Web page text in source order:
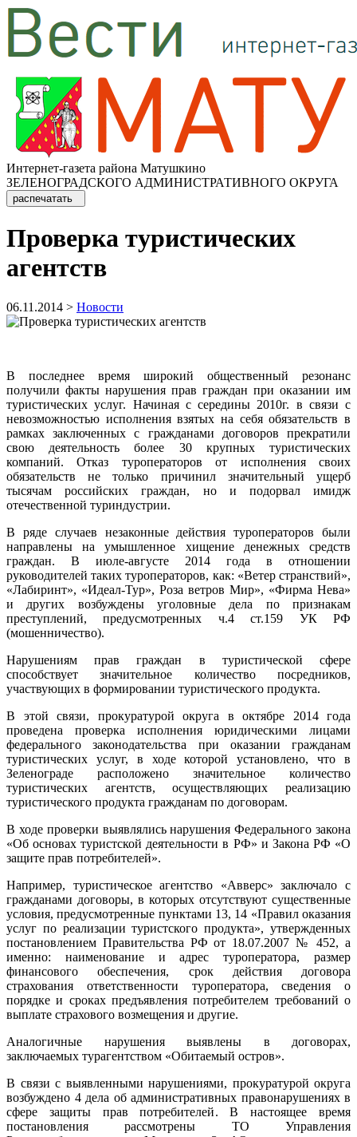
Интернет-газета района Матушкино
ЗЕЛЕНОГРАДСКОГО АДМИНИСТРАТИВНОГО ОКРУГА
распечатать
Проверка туристических
агентств
06.11.2014 > Новости
В последнее время широкий общественный резонанс
получили факты нарушения прав граждан при оказании им
туристических услуг. Начиная с середины 2010г. в связи с
невозможностью исполнения взятых на себя обязательств в
рамках заключенных с гражданами договоров прекратили
свою деятельность более 30 крупных туристических
компаний. Отказ туроператоров от исполнения своих
обязательств не только причинил значительный ущерб
тысячам российских граждан, но и подорвал имидж
отечественной туриндустрии.
В ряде случаев незаконные действия туроператоров были
направлены на умышленное хищение денежных средств
граждан. В июле-августе 2014 года в отношении
руководителей таких туроператоров, как: «Ветер странствий»,
«Лабиринт», «Идеал-Тур», Роза ветров Мир», «Фирма Нева»
и других возбуждены уголовные дела по признакам
преступлений, предусмотренных ч.4 ст.159 УК РФ
(мошенничество).
Нарушениям прав граждан в туристической сфере
способствует значительное количество посредников,
участвующих в формировании туристического продукта.
В этой связи, прокуратурой округа в октябре 2014 года
проведена проверка исполнения юридическими лицами
федерального законодательства при оказании гражданам
туристических услуг, в ходе которой установлено, что в
Зеленограде расположено значительное количество
туристических агентств, осуществляющих реализацию
туристического продукта гражданам по договорам.
В ходе проверки выявлялись нарушения Федерального закона
«Об основах туристской деятельности в РФ» и Закона РФ «О
защите прав потребителей».
Например, туристическое агентство «Авверс» заключало с
гражданами договоры, в которых отсутствуют существенные
условия, предусмотренные пунктами 13, 14 «Правил оказания
услуг по реализации туристского продукта», утвержденных
постановлением Правительства РФ от 18.07.2007 № 452, а
именно: наименование и адрес туроператора, размер
финансового обеспечения, срок действия договора
страхования ответственности туроператора, сведения о
порядке и сроках предъявления потребителем требований о
выплате страхового возмещения и другие.
Аналогичные нарушения выявлены в договорах,
заключаемых турагентством «Обитаемый остров».
В связи с выявленными нарушениями, прокуратурой округа
возбуждено 4 дела об административных правонарушениях в
сфере защиты прав потребителей. В настоящее время
постановления рассмотрены ТО Управления